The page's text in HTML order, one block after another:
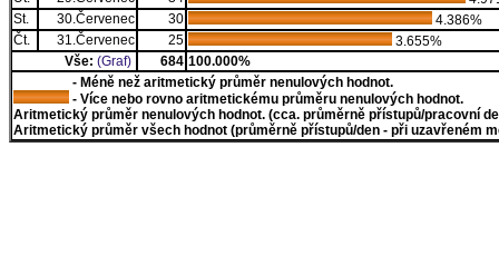
St.
30.Červenec 30
4.386%
Čt.
31.Červenec 25
3.655%
Vše: (Graf) 684 100.000%
- Méně než aritmetický průměr nenulových hodnot.
- Více nebo rovno aritmetickému průměru nenulových hodnot.
Aritmetický průměr nenulových hodnot. (cca. průměrně přístupů/pracovní
Aritmetický průměr všech hodnot (průměrně přístupů/den - při uzavřeném